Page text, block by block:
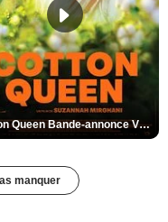
Cotton Queen Bande-annonce VO STFR
manquer